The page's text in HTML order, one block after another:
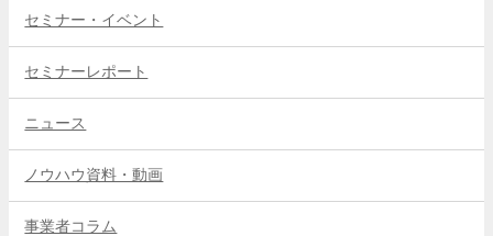
セミナー・イベント
セミナーレポート
ニュース
ノウハウ資料・動画
事業者コラム